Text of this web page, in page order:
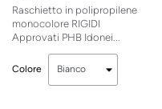
Raschietto in polipropilene
monocolore RIGIDI
Approvati PHB Idonei...
Colore